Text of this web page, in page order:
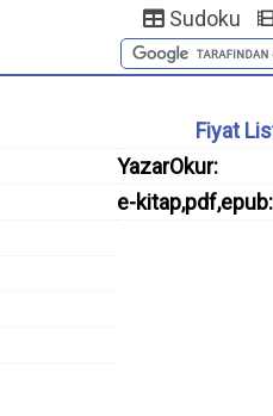
Sudoku
Fiyat
YazarOkur:
e-kitap,pdf,epub: